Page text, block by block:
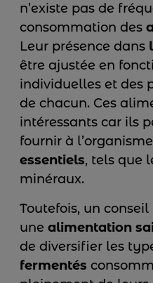
n’existe pas de
consommation des
Leur présence dans
être ajustée en
individuelles et des
de chacun. Ces
intéressants car ils
fournir à
essentiels, tels que
minéraux.
Toutefois, un
une alimentation
de diversifier les
fermentés